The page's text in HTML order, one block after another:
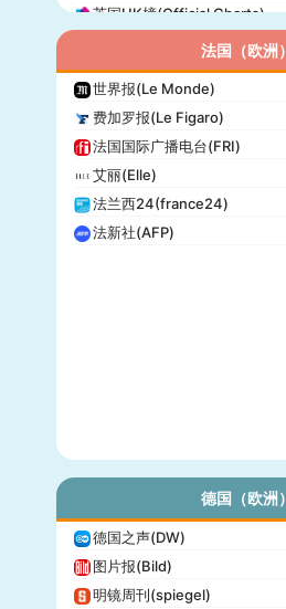
英国UK榜(Official Charts)
法国（欧洲）
世界报(Le Monde)
费加罗报(Le Figaro)
法国国际广播电台(FRI)
艾丽(Elle)
法兰西24(france24)
法新社(AFP)
德国（欧洲）
德国之声(DW)
图片报(Bild)
明镜周刊(spiegel)